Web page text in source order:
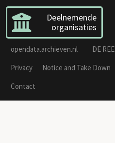
Deelnemende
organisaties
opendata.archieven.nl DE REE
Privacy
Notice and Take Down
Contact